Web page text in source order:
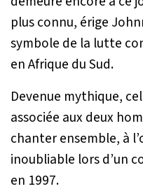
plus connu, érige
symbole de la lutte
en Afrique du Sud.
Devenue mythique,
associée aux deux
chanter ensemble, à
inoubliable lors d’un
en 1997.